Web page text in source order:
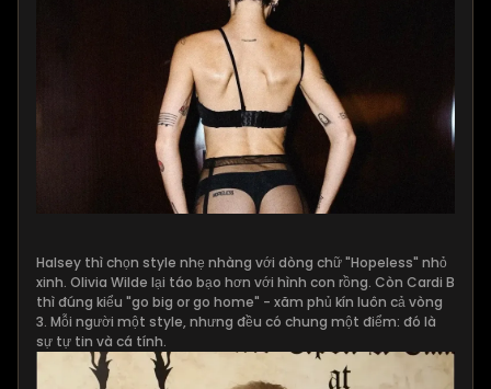
Halsey thì chọn style nhẹ nhàng với dòng chữ "Hopeless" nhỏ
xinh. Olivia Wilde lại táo bạo hơn với hình con rồng. Còn Cardi B
thì đúng kiểu "go big or go home" - xăm phủ kín luôn cả vòng
3. Mỗi người một style, nhưng đều có chung một điểm: đó là
sự tự tin và cá tính.